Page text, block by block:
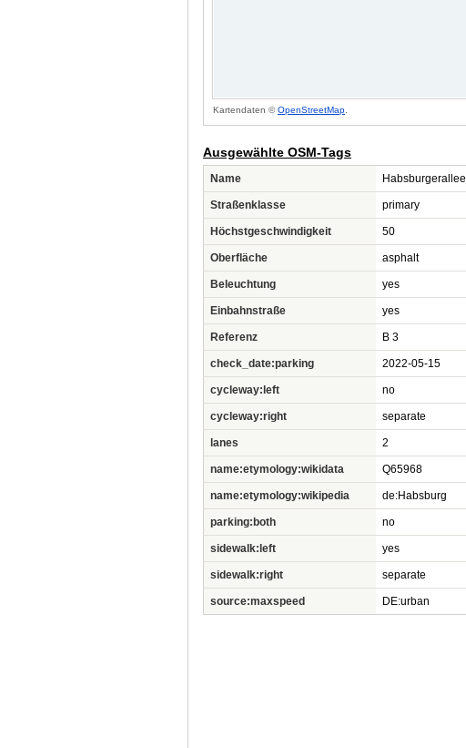
Kartendaten ©OpenStreetMap
Ausgewählte OSM-Tags
Name Habsburgerallee
Straßenklasse primary
Höchstgeschwindigkeit 50
Oberfläche asphalt
Beleuchtung yes
Einbahnstraße yes
Referenz B 3
check_date:parking 2022-05-15
cycleway:left no
cycleway:right separate
lanes 2
name:etymology:wikidata Q65968
name:etymology:wikipedia de:Habsburg
parking:both no
sidewalk:left yes
sidewalk:right separate
source:maxspeed DE:urban